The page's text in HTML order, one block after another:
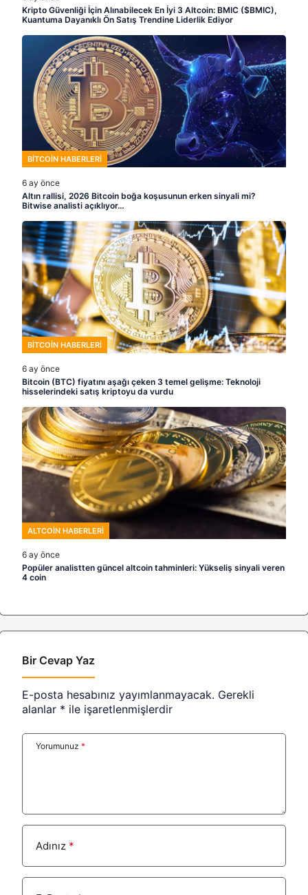
Kripto Güvenliği İçin Alınabilecek En İyi 3 Altcoin: BMIC ($BMIC),
Kuantuma Dayanıklı Ön Satış Trendine Liderlik Ediyor
BITCOIN HABERLERI
6 ay önce
Altın rallisi, 2026 Bitcoin boğa koşusunun erken sinyali mi?
Bitwise analisti açıklıyor…
BITCOIN HABERLERI
6 ay önce
Bitcoin (BTC) fiyatını aşağı çeken 3 temel gelişme: Teknoloji
hisselerindeki satış kriptoyu da vurdu
ALTCOIN HABERLERI
6 ay önce
Popüler analistten güncel altcoin tahminleri: Yükseliş sinyali veren
4 coin
Bir Cevap Yaz
E-posta hesabınız yayımlanmayacak. Gerekli
alanlar * ile işaretlenmişlerdir
Yorumunuz *
Adınız *